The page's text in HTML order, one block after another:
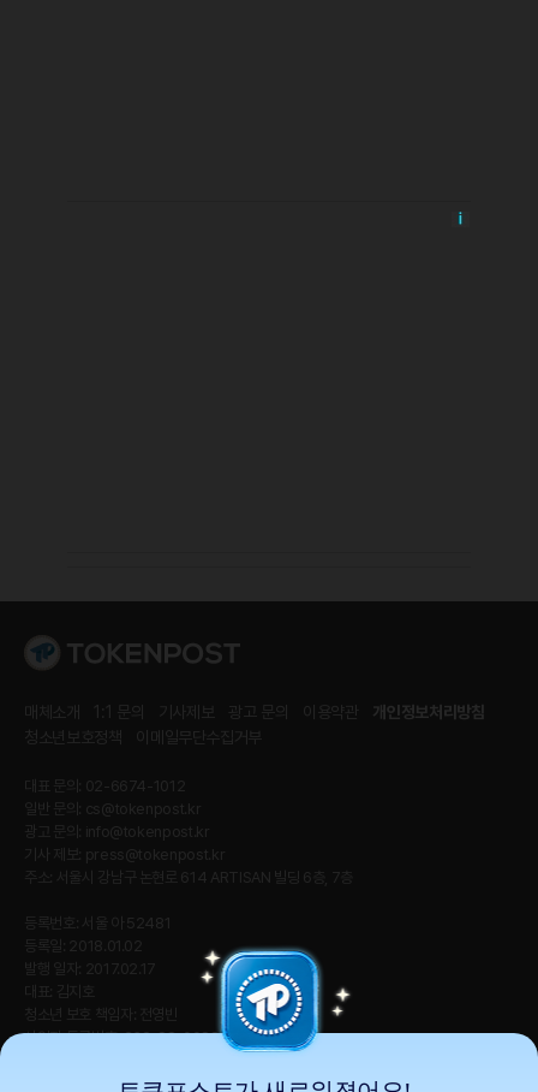
매체소개 기사제보 광고 문의 이용약관
개인정보처리방침
청소년보호정책
이메일무단수집거부
대표 문의: 02-6674-1012
일반 문의: cs@tokenpost.kr
광고 문의:
info@tokenpost.kr
기사 제보: press@tokenpost.kr
주소: 서울시 강남구 논현로 614 ARTISAN 빌딩 6층, 7층
등록번호: 서울 아 52481
등록일: 2018.01.02
발행 일자: 2017.02.17
대표: 김지호
청소년 보호 책임자: 전영빈
사업자 등록번호: 232-88-00885
직업정보제공사업신고번호 : J1204020230009